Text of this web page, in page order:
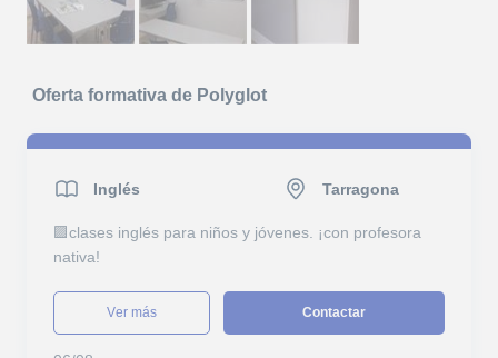
Oferta formativa de Polyglot
Inglés Tarragona
🟪clases inglés para niños y jóvenes. ¡con profesora
nativa!
ver más Contactar